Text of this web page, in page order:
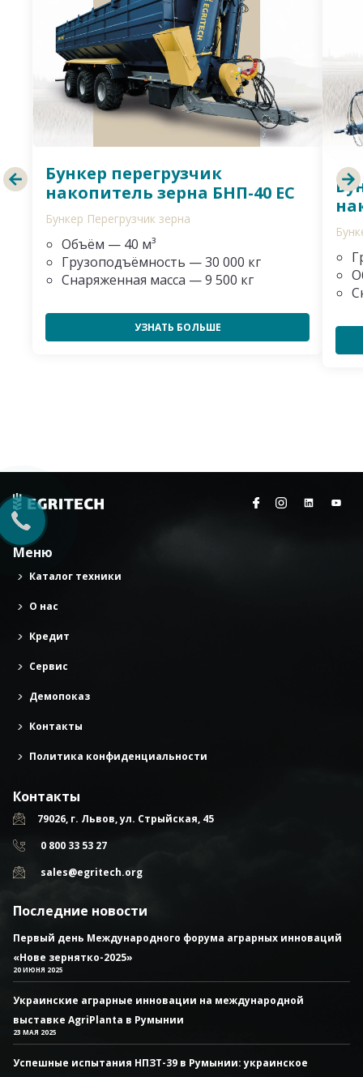
Бункер перегрузчик
накопитель зерна БНП-40 ЕС
Бункер Перегрузчик зерна
Объём — 40 м³
Грузоподъёмность — 30 000 кг
Снаряженная масса — 9 500 кг
УЗНАТЬ БОЛЬШЕ
Меню
Каталог техники
О нас
Кредит
Сервис
Демопоказ
Контакты
Политика конфиденциальности
Контакты
79026, г. Львов, ул. Стрыйская, 45
0 800 33 53 27
sales@egritech.org
Последние новости
Первый день Международного форума аграрных инноваций
«Нове зернятко-2025»
20 ИЮНЯ 2025
Украинские аграрные инновации на международной
выставке AgriPlanta в Румынии
23 МАЯ 2025
Успешные испытания НПЗТ-39 в Румынии: украинское